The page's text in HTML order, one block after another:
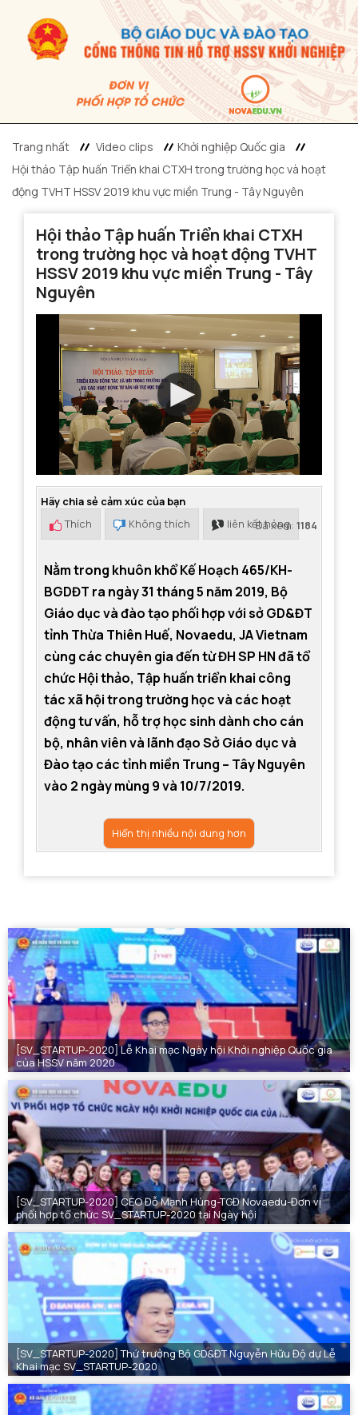
Trang nhất Video clips
Khởi nghiệp Quốc gia
Hội thảo Tập huấn Triển khai CTXH trong trường học và hoạt
động TVHT HSSV 2019 khu vực miền Trung - Tây Nguyên
Hội thảo Tập huấn Triển khai CTXH
trong trường học và hoạt động TVHT
HSSV 2019 khu vực miền Trung - Tây
Nguyên
Hãy chia sẻ cảm xúc của bạn
Thích
Không thích liên kết hỏng
Đã xem: 1184
Nằm trong khuôn khổ Kế Hoạch 465/KH-
BGDĐT ra ngày 31 tháng 5 năm 2019, Bộ
Giáo dục và đào tạo phối hợp với sở GD&ĐT
tỉnh Thừa Thiên Huế, Novaedu, JA Vietnam
cùng các chuyên gia đến từ ĐH SP HN đã tổ
chức Hội thảo, Tập huấn triển khai công
tác xã hội trong trường học và các hoạt
động tư vấn, hỗ trợ học sinh dành cho cán
bộ, nhân viên và lãnh đạo Sở Giáo dục và
Đào tạo các tỉnh miền Trung – Tây Nguyên
vào 2 ngày mùng 9 và 10/7/2019.
Hiển thị nhiều nội dung hơn
[SV_STARTUP-2020] Lễ Khai mạc Ngày hội Khởi nghiệp Quốc gia
của HSSV năm 2020
[SV_STARTUP-2020] CEO Đỗ Mạnh Hùng-TGĐ Novaedu-Đơn vị
phối hợp tổ chức SV_STARTUP-2020 tại Ngày hội
[SV_STARTUP-2020] Thứ trưởng Bộ GD&ĐT Nguyễn Hữu Độ dự Lễ
Khai mạc SV_STARTUP-2020